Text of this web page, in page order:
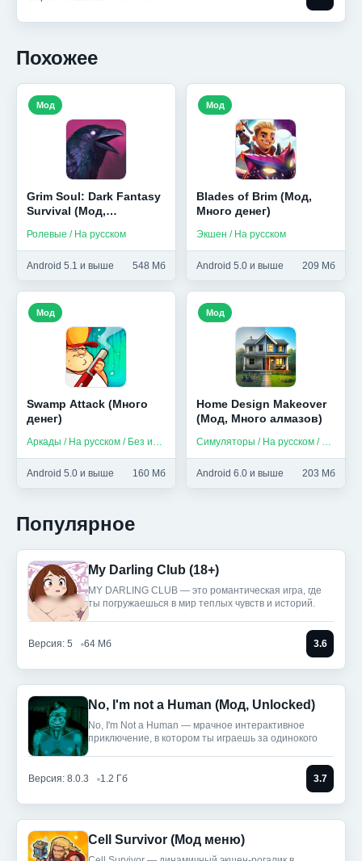
Похожее
Grim Soul: Dark Fantasy
Survival (Мод,
Ролевые / На русском
Android 5.1 и выше 548 Мб
Мод
Blades of Brim (Мод,
Много денег)
Экшен / На русском
Android 5.0 и выше 209 Мб
Мод
Swamp Attack (Много
денег)
Аркады / На русском / Без интернета
Android 5.0 и выше 160 Мб
Мод
Home Design Makeover
(Мод, Много алмазов)
Симуляторы / На русском / Без интернета
Android 6.0 и выше 203 Мб
Мод
Популярное
My Darling Club (18+)
MY DARLING CLUB — это романтическая игра, где
ты погружаешься в мир теплых чувств и историй.
Версия: 5 64 Мб 3.6
No, I'm not a Human (Мод, Unlocked)
No, I'm Not a Human — мрачное интерактивное
приключение, в котором ты играешь за одинокого
Версия: 8.0.3 1.2 Гб 3.7
Cell Survivor (Мод меню)